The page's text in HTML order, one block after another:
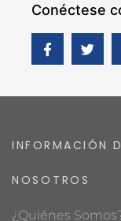
Conéctese
INFORMACIÓN
NOSOTROS
¿Quiénes